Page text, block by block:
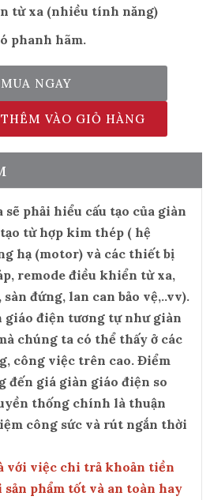
từ xa (nhiều tính năng)
phanh hãm.
MUA NGAY
THÊM VÀO GIỎ HÀNG
phải hiểu cấu tạo của giàn
từ hợp kim thép ( hệ
hạ (motor) và các thiết bị
remode điều khiển từ xa,
đứng, lan can bảo vệ,..vv).
giáo điện tương tự như giàn
chúng ta có thể thấy ở các
công việc trên cao. Điểm
đến giá giàn giáo điện so
thống chính là thuận
công sức và rút ngắn thời
với việc chi trả khoản tiền
sản phẩm tốt và an toàn hay